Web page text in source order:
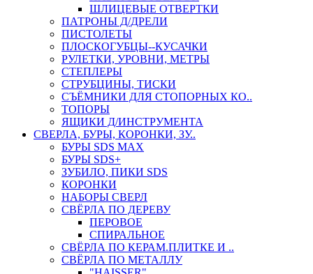
ШЛИЦЕВЫЕ ОТВЕРТКИ
ПАТРОНЫ Д/ДРЕЛИ
ПИСТОЛЕТЫ
ПЛОСКОГУБЦЫ--КУСАЧКИ
РУЛЕТКИ, УРОВНИ, МЕТРЫ
СТЕПЛЕРЫ
СТРУБЦИНЫ, ТИСКИ
СЪЁМНИКИ ДЛЯ СТОПОРНЫХ КО..
ТОПОРЫ
ЯЩИКИ Д/ИНСТРУМЕНТА
СВЕРЛА, БУРЫ, КОРОНКИ, ЗУ..
БУРЫ SDS MAX
БУРЫ SDS+
ЗУБИЛО, ПИКИ SDS
КОРОНКИ
НАБОРЫ СВЕРЛ
СВЁРЛА ПО ДЕРЕВУ
ПЕРОВОЕ
СПИРАЛЬНОЕ
СВЁРЛА ПО КЕРАМ.ПЛИТКЕ И ..
СВЁРЛА ПО МЕТАЛЛУ